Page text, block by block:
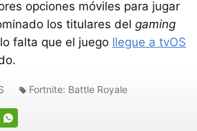
opciones móviles para jugar
los titulares del gaming
falta que el juego llegue a tvOS
Fortnite: Battle Royale